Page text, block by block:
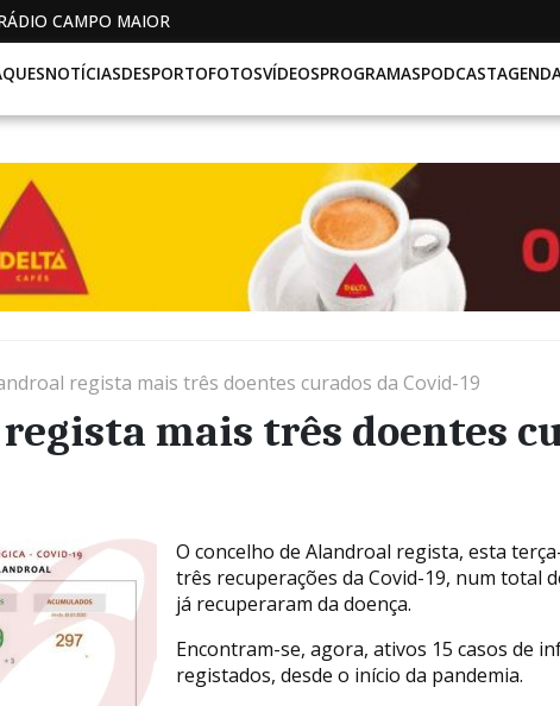
CAMPO MAIOR
NOTÍCIASDESPORTOFOTOSVÍDEOSPROGRAMASPODCAST
regista mais três doentes curados da Covid-19
mais três doentes
O concelho de Alandroal regista, esta
três recuperações da Covid-19, num total
já recuperaram da doença.
Encontram-se, agora, ativos 15 casos de
registados, desde o início da pandemia.